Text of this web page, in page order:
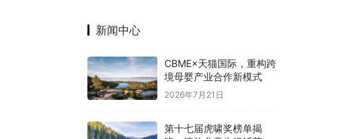
新闻中心
CBME×天猫国际，重构跨
境母婴产业合作新模式
2026年7月21日
第十七届虎啸奖榜单揭